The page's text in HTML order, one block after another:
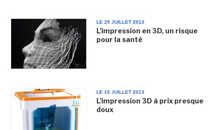
LE 29 JUILLET 2013
L'impression en 3D, un risque
pour la santé
LE 15 JUILLET 2013
L'impression 3D à prix presque
doux